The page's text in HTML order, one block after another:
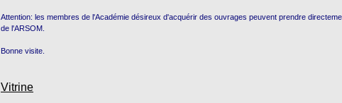
Attention: les membres de l'Académie désireux d'acquérir des ouvrages peuvent prendre
de l'ARSOM.
Bonne visite.
Vitrine